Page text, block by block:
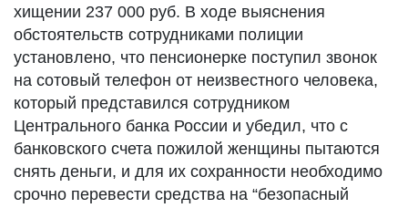
хищении 237 000 руб. В ходе выяснения
обстоятельств сотрудниками полиции
установлено, что пенсионерке поступил звонок
на сотовый телефон от неизвестного человека,
который представился сотрудником
Центрального банка России и убедил, что с
банковского счета пожилой женщины пытаются
снять деньги, и для их сохранности необходимо
срочно перевести средства на “безопасный